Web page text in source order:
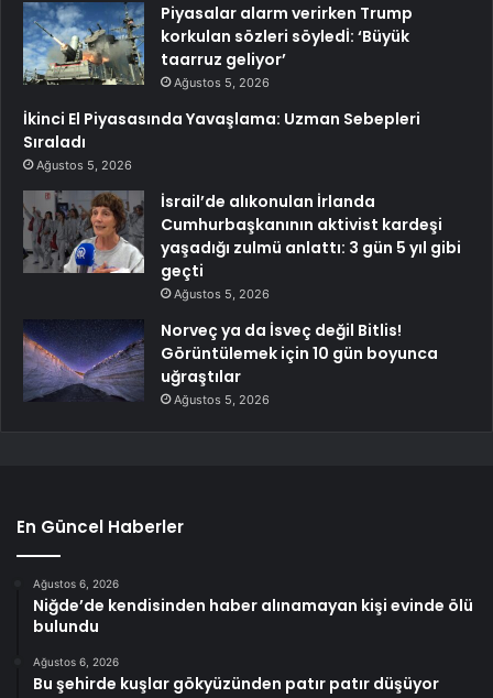
Piyasalar alarm verirken Trump
korkulan sözleri söyledİ: ‘Büyük
taarruz geliyor’
Ağustos 5, 2026
İkinci El Piyasasında Yavaşlama: Uzman Sebepleri
Sıraladı
Ağustos 5, 2026
İsrail’de alıkonulan İrlanda
Cumhurbaşkanının aktivist kardeşi
yaşadığı zulmü anlattı: 3 gün 5 yıl gibi
geçti
Ağustos 5, 2026
Norveç ya da İsveç değil Bitlis!
Görüntülemek için 10 gün boyunca
uğraştılar
Ağustos 5, 2026
En Güncel Haberler
Ağustos 6, 2026
Niğde’de kendisinden haber alınamayan kişi evinde ölü
bulundu
Ağustos 6, 2026
Bu şehirde kuşlar gökyüzünden patır patır düşüyor